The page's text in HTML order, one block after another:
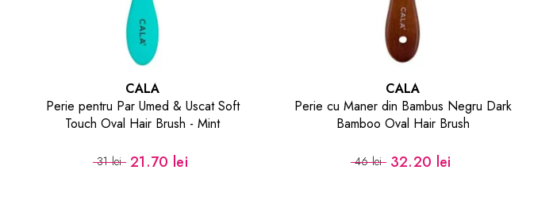
CALA
Perie pentru Par Umed & Uscat Soft
Touch Oval Hair Brush - Mint
31 lei 21.70 lei
CALA
Perie cu Maner din Bambus Negru Dark
Bamboo Oval Hair Brush
46 lei 32.20 lei